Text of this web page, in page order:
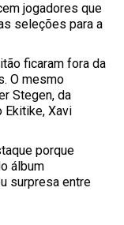
jogadores que
seleções para a
ficaram fora da
O mesmo
Stegen, da
Ekitike, Xavi
porque
álbum
surpresa entre